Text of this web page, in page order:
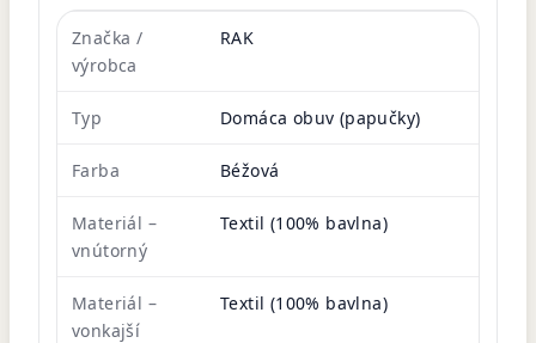
Značka /
výrobca
RAK
Typ Domáca obuv (papučky)
Farba Béžová
Materiál –
vnútorný
Textil (100% bavlna)
Materiál –
vonkajší
Textil (100% bavlna)